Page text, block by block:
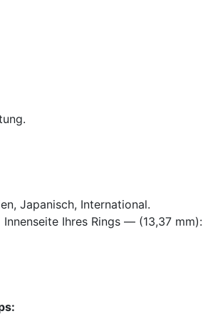
Japanisch, International.
Ihres Rings — (13,37 mm):